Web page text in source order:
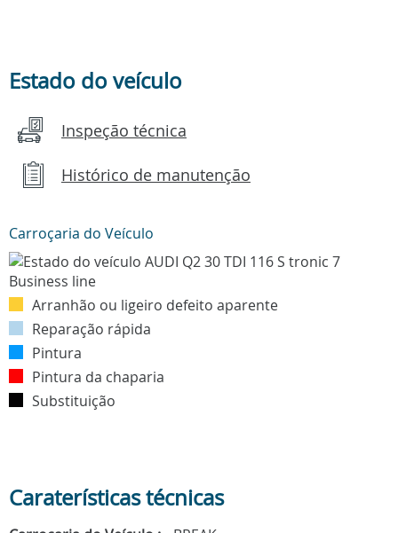
Estado do veículo
Inspeção técnica
Histórico de manutenção
Carroçaria do Veículo
Arranhão ou ligeiro defeito aparente
Reparação rápida
Pintura
Pintura da chaparia
Substituição
Caraterísticas técnicas